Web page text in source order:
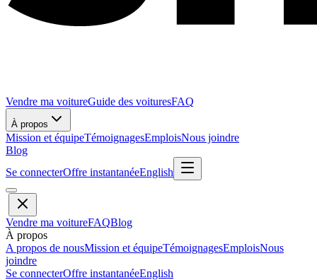
Vendre ma voitureGuide des voituresFAQ
À propos
Mission et équipeTémoignagesEmploisNous joindre
Blog
Se connecterOffre instantanéeEnglish
Vendre ma voitureFAQBlog
À propos
A propos de nousMission et équipeTémoignagesEmploisNous
joindre
Se connecterOffre instantanéeEnglish